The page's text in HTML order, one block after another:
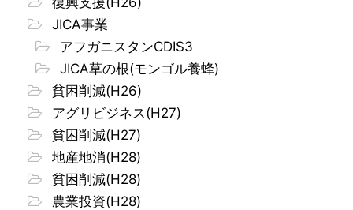
JICA事業
アフガニスタンCDIS3
JICA草の根(モンゴル養蜂)
貧困削減(H26)
アグリビジネス(H27)
貧困削減(H27)
地産地消(H28)
貧困削減(H28)
農業投資(H28)